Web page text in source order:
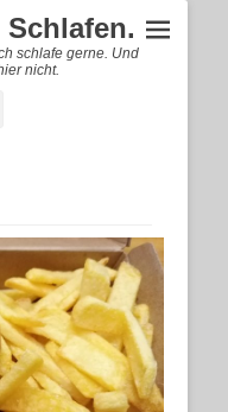
schlafe gerne. Und
nicht.